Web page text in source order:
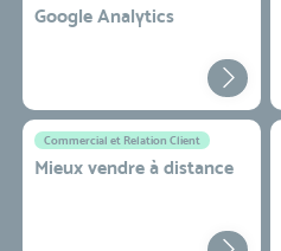
Google Analytics
Commercial et Relation Client
Mieux vendre à distance